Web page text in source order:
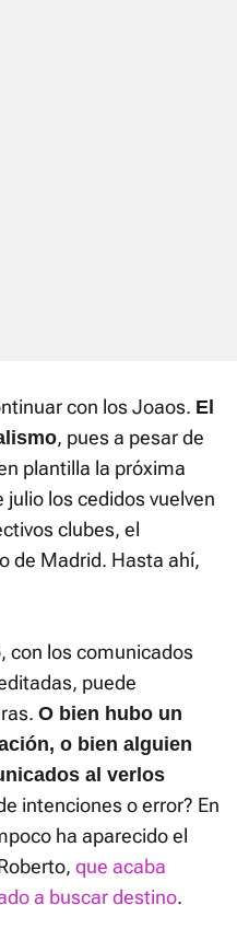
con los Joaos. El
, pues a pesar de
plantilla la próxima
los cedidos vuelven
clubes, el
de Madrid. Hasta ahí,
con los comunicados
puede
O bien hubo un
o bien alguien
al verlos
intenciones o error? En
ha aparecido el
que acaba
a buscar destino.